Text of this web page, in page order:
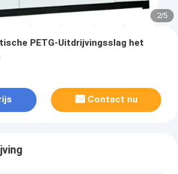
2/5
PETG-Uitdrijvingsslag het
Contact nu